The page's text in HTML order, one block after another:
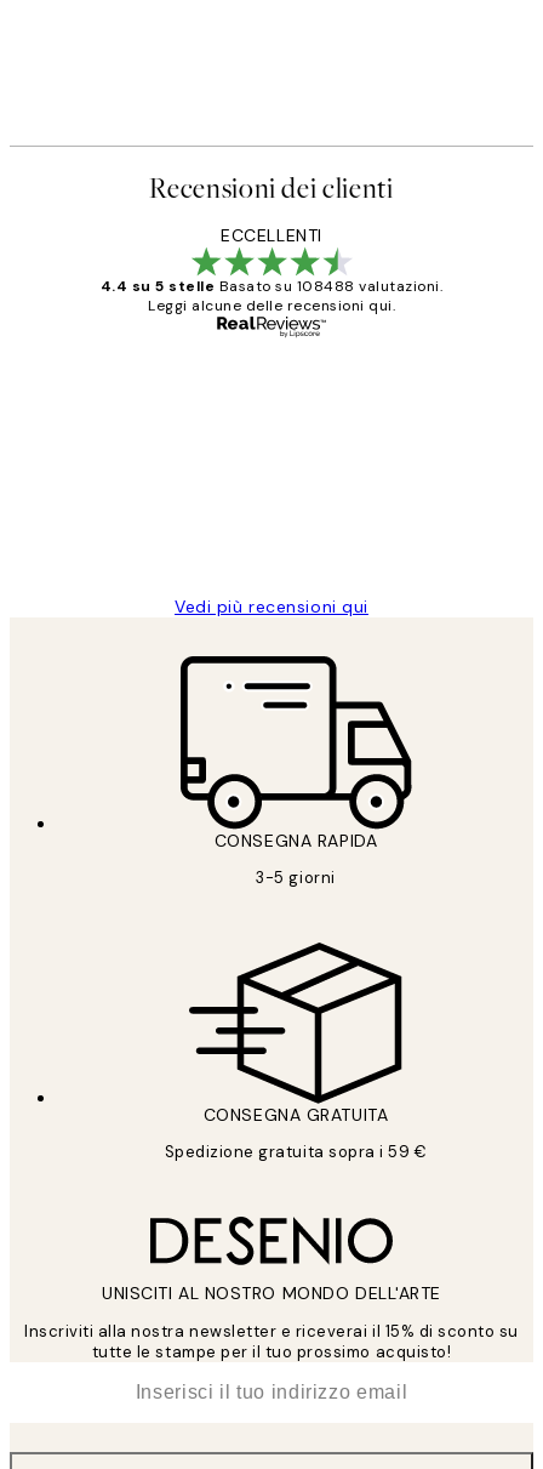
Recensioni dei clienti
ECCELLENTI
4.4 su 5 stelle Basato su 108488 valutazioni.
Leggi alcune delle recensioni qui.
Vedi più recensioni qui
CONSEGNA RAPIDA
3-5 giorni
CONSEGNA GRATUITA
Spedizione gratuita sopra i 59 €
UNISCITI AL NOSTRO MONDO DELL'ARTE
Inscriviti alla nostra newsletter e riceverai il 15% di sconto su
tutte le stampe per il tuo prossimo acquisto!